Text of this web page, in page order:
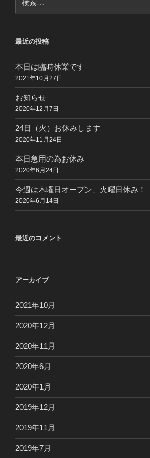
索:
最近の投稿
本日は臨時休業です
2021年10月27日
お知らせ
2020年12月7日
24日（火）お休みします
2020年11月24日
本日急用の為お休み
2020年6月24日
今週は木曜日オープン、火曜日休み！
2020年6月14日
最近のコメント
アーカイブ
2021年10月
2020年12月
2020年11月
2020年6月
2020年1月
2019年12月
2019年11月
2019年7月